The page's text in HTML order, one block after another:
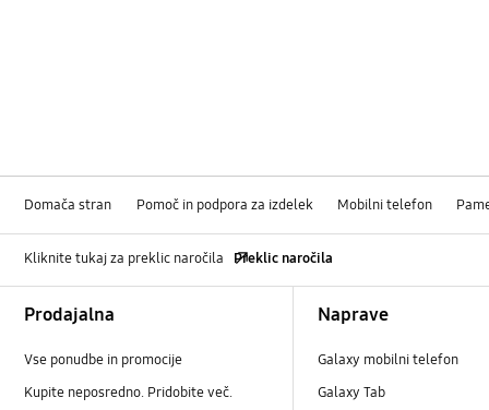
Domača stran Pomoč in podpora za izdelek Mobilni telefon
Kliknite tukaj za preklic naročila Preklic naročila
Prodajalna
Vse ponudbe in promocije
Kupite neposredno. Pridobite več.
Naprave
Galaxy mobilni telefon
Galaxy Tab